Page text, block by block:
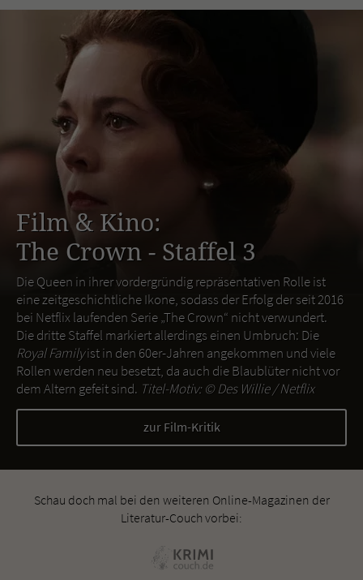
Film & Kino:
The Crown - Staffel 3
Die Queen in ihrer vordergründig repräsentativen Rolle ist
eine zeitgeschichtliche Ikone, sodass der Erfolg der seit 2016
bei Netflix laufenden Serie „The Crown“ nicht verwundert.
Die dritte Staffel markiert allerdings einen Umbruch: Die
Royal Familyist in den 60er-Jahren angekommen und viele
Rollen werden neu besetzt, da auch die Blaublüter nicht vor
dem Altern gefeit sind. Titel-Motiv: ©Des Willie / Netflix
zur Film-Kritik
Schau doch mal bei den weiteren Online-Magazinen der
Literatur-Couch vorbei: